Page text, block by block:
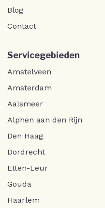
Blog
Contact
Servicegebieden
Amstelveen
Amsterdam
Aalsmeer
Alphen aan den Rijn
Den Haag
Dordrecht
Etten-Leur
Gouda
Haarlem